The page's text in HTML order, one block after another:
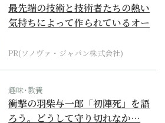
最先端の技術と技術者たちの熱い
気持ちによって作られているオー
PR(ソノヴァ・ジャパン株式会社)
趣味･教養
衝撃の羽柴与一郎「初陣死」を語
ろう。どうして守り切れなか…